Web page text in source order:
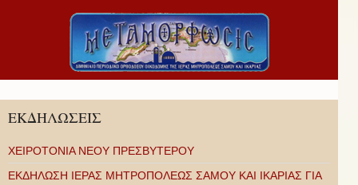
ΕΚΔΗΛΩΣΕΙΣ
ΧΕΙΡΟΤΟΝΙΑ ΝΕΟΥ ΠΡΕΣΒΥΤΕΡΟΥ
ΕΚΔΗΛΩΣΗ ΙΕΡΑΣ ΜΗΤΡΟΠΟΛΕΩΣ ΣΑΜΟΥ ΚΑΙ ΙΚΑΡΙΑΣ ΓΙΑ